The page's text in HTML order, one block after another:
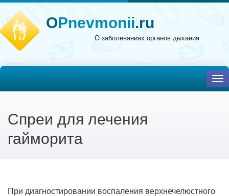
OPnevmonii.ru
О заболеваниях органов дыхания
Спреи для лечения
гайморита
При диагностировании воспаления верхнечелюстного